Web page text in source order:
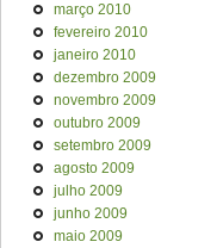
março 2010
fevereiro 2010
janeiro 2010
dezembro 2009
novembro 2009
outubro 2009
setembro 2009
agosto 2009
julho 2009
junho 2009
maio 2009